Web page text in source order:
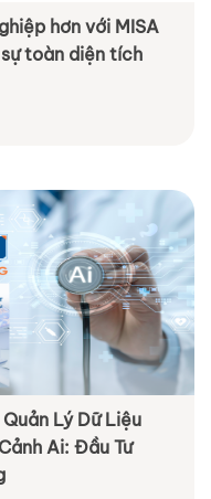
hơn với MISA
toàn diện tích
Lý Dữ Liệu
Ai: Đầu Tư